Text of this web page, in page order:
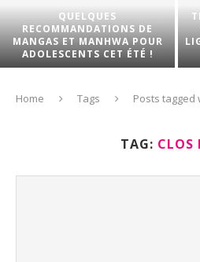
QUELQUES
RECOMMANDATIONS DE
MANGAS ET MANHWA POUR
ADOLESCENTS CET ÉTÉ !
Home Tags Posts tagged
TAG: CLOS